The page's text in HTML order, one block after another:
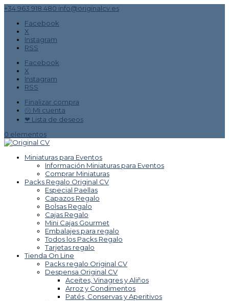
+34 963 918 480 info@originalcv.es
Facebook
X
Instagram
RSS
Facebook
X
Instagram
RSS
Finalizar compra
㋡ Mi cuenta
❤ Lista de deseos
0 elementos
Miniaturas para Eventos
Información Miniaturas para Eventos
Comprar Miniaturas
Packs Regalo Original CV
Especial Paellas
Capazos Regalo
Bolsas Regalo
Cajas Regalo
Mini Cajas Gourmet
Embalajes para regalo
Todos los Packs Regalo
Tarjetas regalo
Tienda On Line
Packs regalo Original CV
Despensa Original CV
Aceites, Vinagres y Aliños
Arroz y Condimentos
Patés, Conservas y Aperitivos